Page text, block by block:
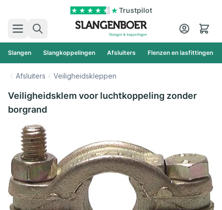
Trustpilot
Zoek
Cart
Slangen Slangkoppelingen Afsluiters Flenzen en lasfittingen
Afsluiters Veiligheidskleppen
Veiligheidsklem voor luchtkoppeling zonder
borgrand